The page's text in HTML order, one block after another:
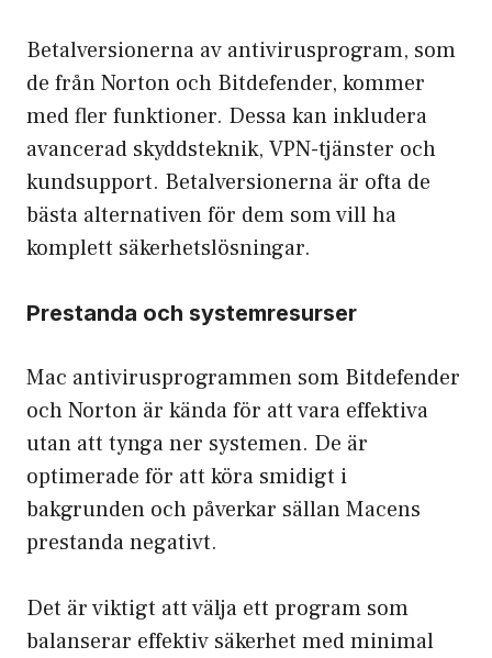
Betalversionerna av antivirusprogram, som
de från Norton och Bitdefender, kommer
med fler funktioner. Dessa kan inkludera
avancerad skyddsteknik, VPN-tjänster och
kundsupport. Betalversionerna är ofta de
bästa alternativen för dem som vill ha
komplett säkerhetslösningar.
Prestanda och systemresurser
Mac antivirusprogrammen som Bitdefender
och Norton är kända för att vara effektiva
utan att tynga ner systemen. De är
optimerade för att köra smidigt i
bakgrunden och påverkar sällan Macens
prestanda negativt.
Det är viktigt att välja ett program som
balanserar effektiv säkerhet med minimal